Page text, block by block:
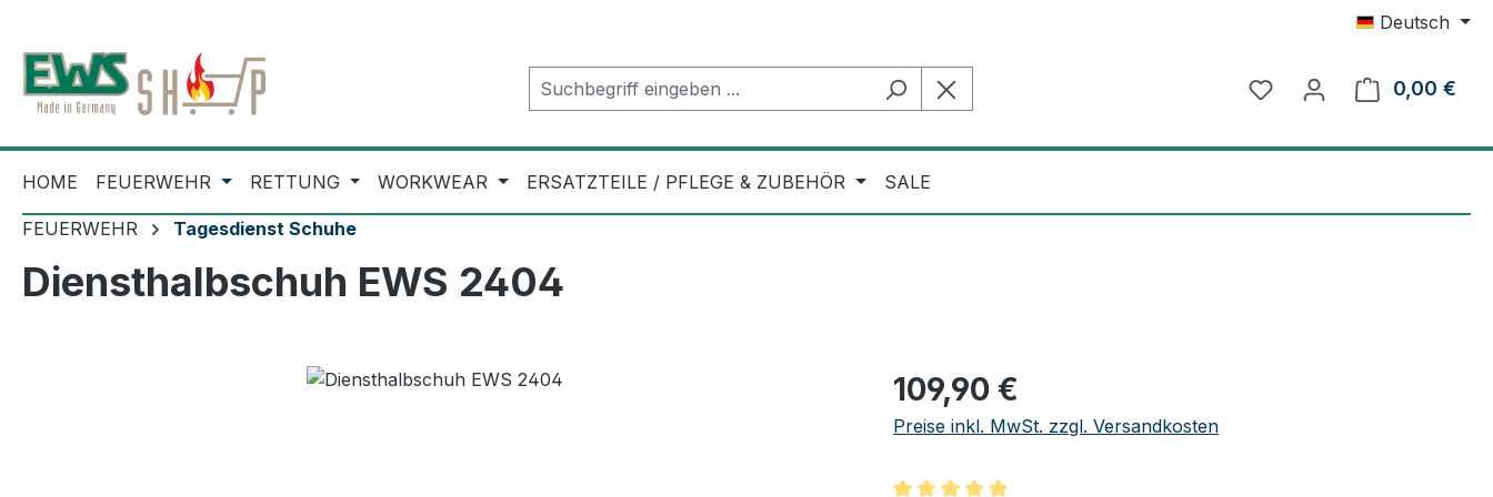
Deutsch
0,00 €
HOME FEUERWEHR RETTUNG WORKWEAR ERSATZTEILE / PFLEGE & ZUBEHÖR SALE
FEUERWEHR Tagesdienst Schuhe
Diensthalbschuh EWS 2404
Regulärer Preis:
109,90 €
Preise inkl. MwSt. zzgl. Versandkosten